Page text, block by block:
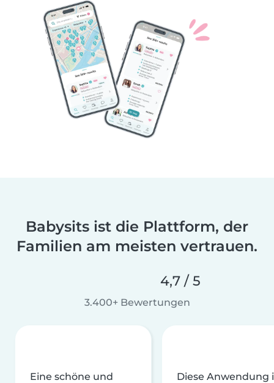
Babysits ist die Plattform, der
Familien am meisten vertrauen.
4,7 / 5
3.400+ Bewertungen
Eine schöne und
Diese Anwendung